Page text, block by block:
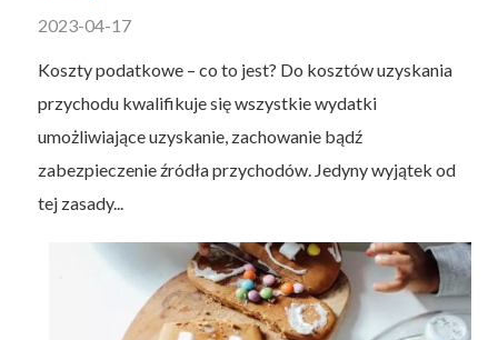
2023-04-17
Koszty podatkowe – co to jest? Do kosztów uzyskania
przychodu kwalifikuje się wszystkie wydatki
umożliwiające uzyskanie, zachowanie bądź
zabezpieczenie źródła przychodów. Jedyny wyjątek od
tej zasady...